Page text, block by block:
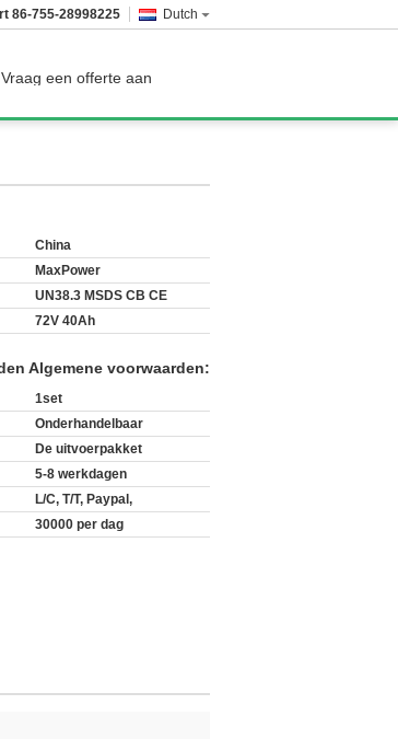
Dutch
86-755-28998225
Vraag een offerte aan
China
MaxPower
UN38.3 MSDS CB CE
72V 40Ah
Algemene voorwaarden:
1set
Onderhandelbaar
De uitvoerpakket
5-8 werkdagen
L/C, T/T, Paypal,
30000 per dag